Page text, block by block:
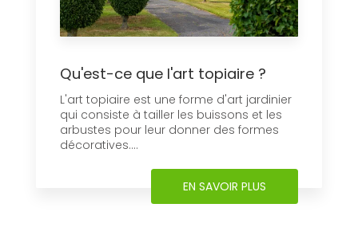
Qu'est-ce que l'art topiaire ?
L'art topiaire est une forme d'art jardinier
qui consiste à tailler les buissons et les
arbustes pour leur donner des formes
décoratives....
EN SAVOIR PLUS